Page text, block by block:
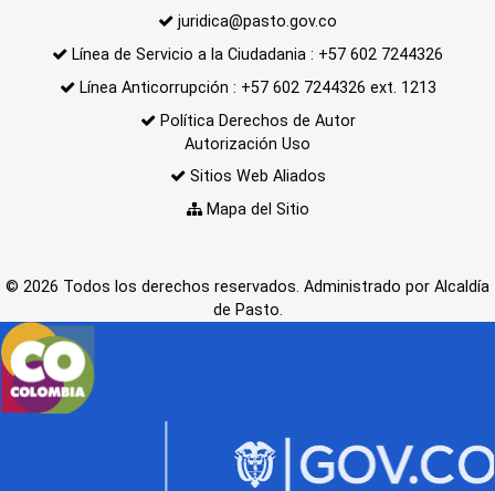
juridica@pasto.gov.co
Línea de Servicio a la Ciudadania : +57 602 7244326
Línea Anticorrupción : +57 602 7244326 ext. 1213
Política Derechos de Autor
Autorización Uso
Sitios Web Aliados
Mapa del Sitio
© 2026 Todos los derechos reservados. Administrado por Alcaldía
de Pasto.